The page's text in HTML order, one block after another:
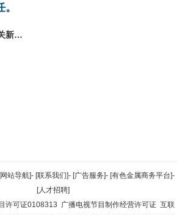
兴趣
返回顶部
返回首页
站导航]- [联系我们]- [广告服务]- [有色金属商务平台]-
[人才招聘]
许可证0108313 广播电视节目制作经营许可证 互联